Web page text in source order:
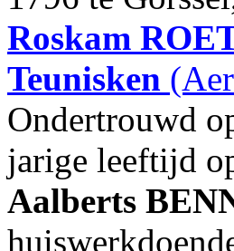
Roskam
Teunisken
Ondertrouwd
jarige leeftijd
Aalberts